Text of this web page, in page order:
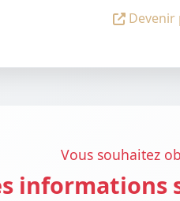
Vous souhaitez
informations